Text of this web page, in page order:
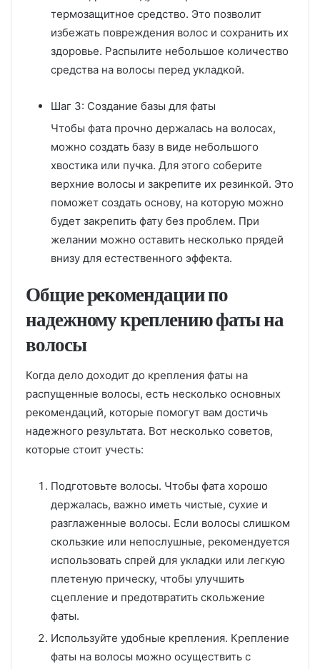
термозащитное средство. Это позволит
избежать повреждения волос и сохранить их
здоровье. Распылите небольшое количество
средства на волосы перед укладкой.
Шаг 3: Создание базы для фаты
Чтобы фата прочно держалась на волосах,
можно создать базу в виде небольшого
хвостика или пучка. Для этого соберите
верхние волосы и закрепите их резинкой. Это
поможет создать основу, на которую можно
будет закрепить фату без проблем. При
желании можно оставить несколько прядей
внизу для естественного эффекта.
Общие рекомендации по
надежному креплению фаты на
волосы
Когда дело доходит до крепления фаты на
распущенные волосы, есть несколько основных
рекомендаций, которые помогут вам достичь
надежного результата. Вот несколько советов,
которые стоит учесть:
Подготовьте волосы. Чтобы фата хорошо
держалась, важно иметь чистые, сухие и
разглаженные волосы. Если волосы слишком
скользкие или непослушные, рекомендуется
использовать спрей для укладки или легкую
плетеную прическу, чтобы улучшить
сцепление и предотвратить скольжение
фаты.
Используйте удобные крепления. Крепление
фаты на волосы можно осуществить с